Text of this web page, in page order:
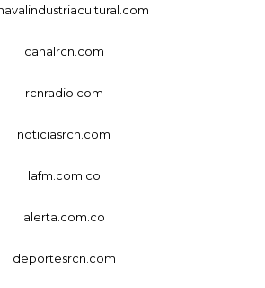
canalrcn.com
rcnradio.com
noticiasrcn.com
lafm.com.co
alerta.com.co
deportesrcn.com